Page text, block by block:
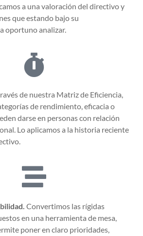
a una valoración del directivo y
que estando bajo su
oportuno analizar.
de nuestra Matriz de Eficiencia,
de rendimiento, eficacia o
darse en personas con relación
Lo aplicamos a la historia reciente
Convertimos las rígidas
en una herramienta de mesa,
poner en claro prioridades,